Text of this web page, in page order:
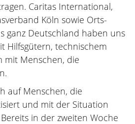
Caritas International,
Köln sowie Orts-
ganz Deutschland haben uns
Hilfsgütern, technischem
mit Menschen, die
auf Menschen, die
und mit der Situation
in der zweiten Woche